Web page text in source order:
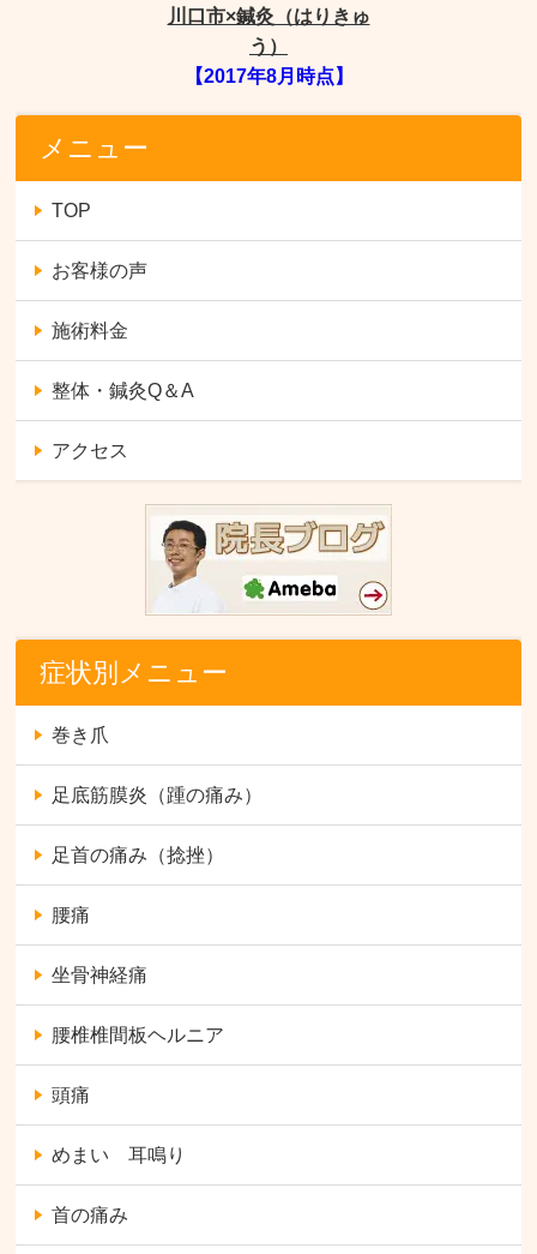
川口市×鍼灸（はりきゅ
う）
【2017年8月時点】
メニュー
TOP
お客様の声
施術料金
整体・鍼灸Q＆A
アクセス
症状別メニュー
巻き爪
足底筋膜炎（踵の痛み）
足首の痛み（捻挫）
腰痛
坐骨神経痛
腰椎椎間板ヘルニア
頭痛
めまい 耳鳴り
首の痛み